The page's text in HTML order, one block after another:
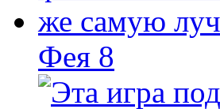
Фея 8